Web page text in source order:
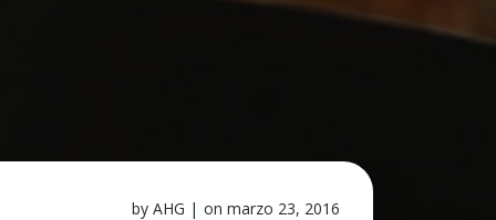
by AHG | on marzo 23, 2016